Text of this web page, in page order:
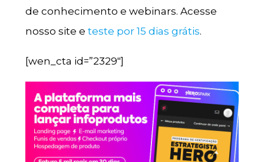
de conhecimento e webinars. Acesse
nosso site e teste por 15 dias grátis.
[wen_cta id=”2329″]